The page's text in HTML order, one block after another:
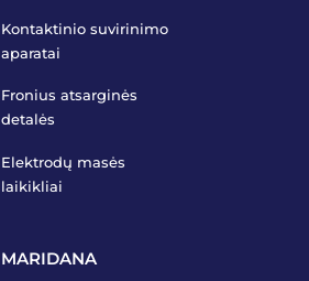
Kontaktinio suvirinimo
aparatai
Fronius atsarginės
detalės
Elektrodų masės
laikikliai
MARIDANA